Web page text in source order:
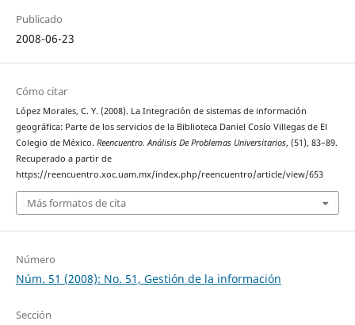
Publicado
2008-06-23
Cómo citar
López Morales, C. Y. (2008). La Integración de sistemas de información
geográfica: Parte de los servicios de la Biblioteca Daniel Cosío Villegas de El
Colegio de México. Reencuentro. Análisis De Problemas Universitarios, (51), 83–89.
Recuperado a partir de
https://reencuentro.xoc.uam.mx/index.php/reencuentro/article/view/653
Más formatos de cita
Número
Núm. 51 (2008): No. 51, Gestión de la información
Sección